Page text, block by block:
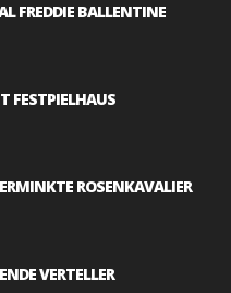
FREDDIE BALLENTINE
FESTPIELHAUS
ROSENKAVALIER
VERTELLER